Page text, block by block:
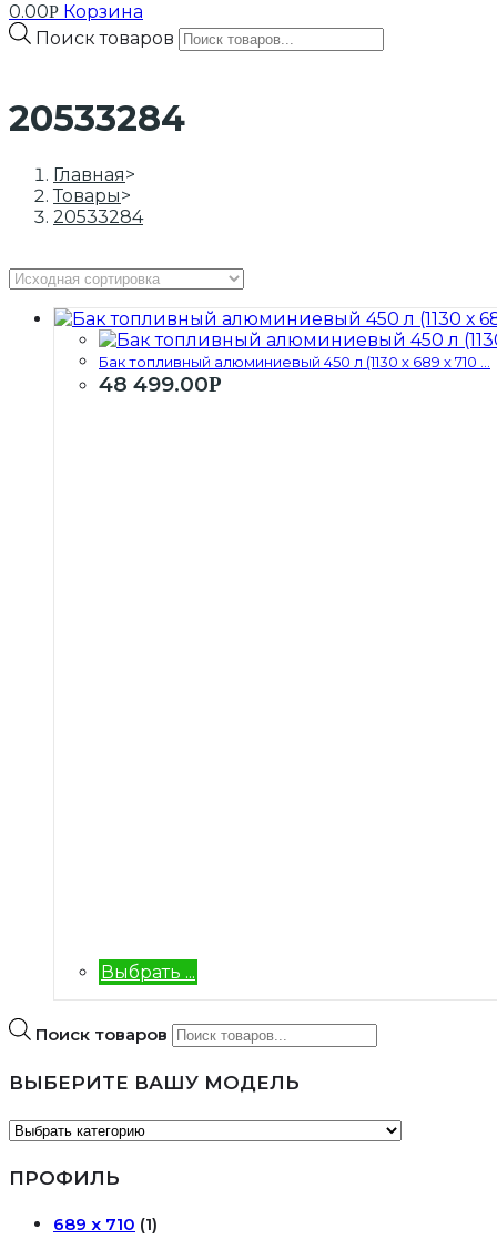
0.00Р Корзина
Поиск товаров
20533284
Главная>
Товары>
20533284
Бак топливный алюминиевый 450 л (1130 х 689 х 710 ...
48 499.00Р
Выбрать ...
Поиск товаров
ВЫБЕРИТЕ ВАШУ МОДЕЛЬ
ПРОФИЛЬ
689 х 710 (1)